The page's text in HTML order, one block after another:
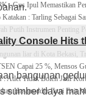
, Gus Ipul Memastikan
: Tarling Sebagai
Putih Instrumen Penting
Subianto Resmikan
liar di Kota Bekasi,
Capai 25 %, Mensos
Atlet Tidak Boleh Jadi
Hasanuddin Ikuti Exit
Console Hits
bangunan
sumber daya